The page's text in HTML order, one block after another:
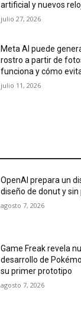
artificial y nuevos
julio 27, 2026
Meta AI puede
rostro a partir de
funciona y cómo
julio 11, 2026
OpenAI prepara un
diseño de donut y
agosto 7, 2026
Game Freak revela
desarrollo de
su primer prototipo
agosto 7, 2026